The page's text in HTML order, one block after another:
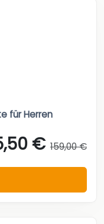
für Herren
€ 159,00 €